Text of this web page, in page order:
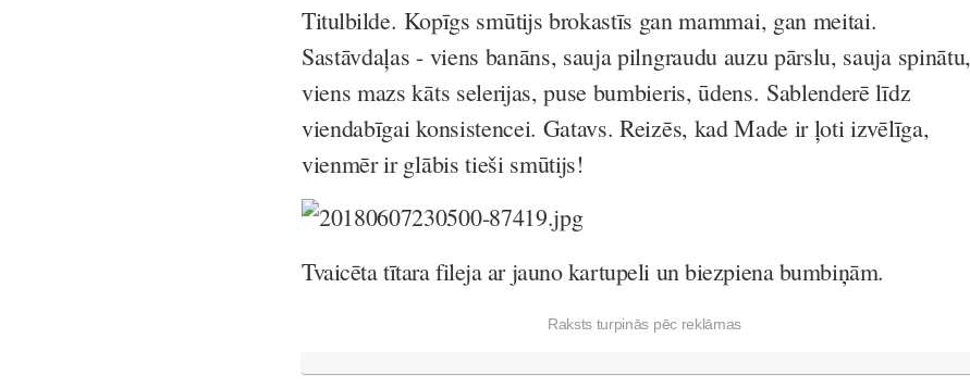
Titulbilde. Kopīgs smūtijs brokastīs gan mammai, gan meitai.
Sastāvdaļas - viens banāns, sauja pilngraudu auzu pārslu, sauja spinātu,
viens mazs kāts selerijas, puse bumbieris, ūdens. Sablenderē līdz
viendabīgai konsistencei. Gatavs. Reizēs, kad Made ir ļoti izvēlīga,
vienmēr ir glābis tieši smūtijs!
Tvaicēta tītara fileja ar jauno kartupeli un biezpiena bumbiņām.
Raksts turpinās pēc reklāmas